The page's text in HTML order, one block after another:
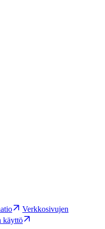
Verkkosivujen
käyttö